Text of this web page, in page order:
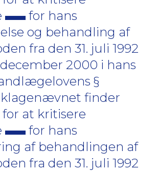
for hans
og behandling af
fra den 31. juli 1992
2000 i hans
§
finder
at kritisere
for hans
af behandlingen af
fra den 31. juli 1992